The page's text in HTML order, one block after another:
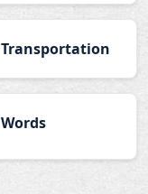
Transportation
Words